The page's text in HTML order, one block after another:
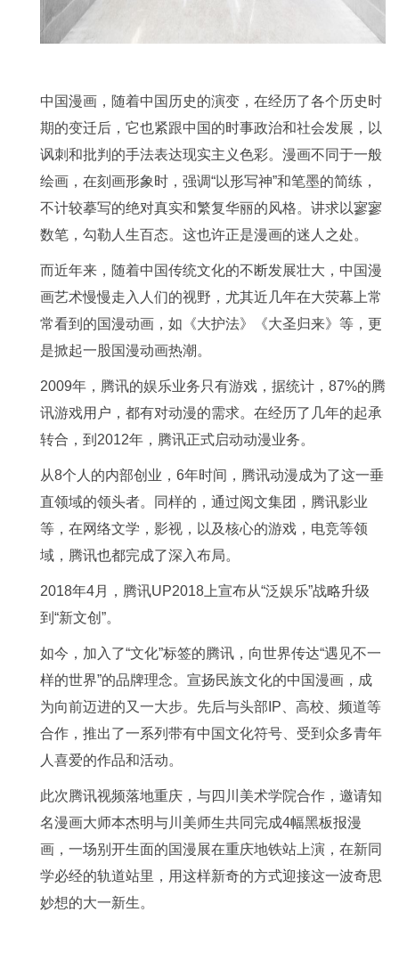
中国漫画，随着中国历史的演变，在经历了各个历史时
期的变迁后，它也紧跟中国的时事政治和社会发展，以
讽刺和批判的手法表达现实主义色彩。漫画不同于一般
绘画，在刻画形象时，强调“以形写神”和笔墨的简练，
不计较摹写的绝对真实和繁复华丽的风格。讲求以寥寥
数笔，勾勒人生百态。这也许正是漫画的迷人之处。
而近年来，随着中国传统文化的不断发展壮大，中国漫
画艺术慢慢走入人们的视野，尤其近几年在大荧幕上常
常看到的国漫动画，如《大护法》《大圣归来》等，更
是掀起一股国漫动画热潮。
2009年，腾讯的娱乐业务只有游戏，据统计，87%的腾
讯游戏用户，都有对动漫的需求。在经历了几年的起承
转合，到2012年，腾讯正式启动动漫业务。
从8个人的内部创业，6年时间，腾讯动漫成为了这一垂
直领域的领头者。同样的，通过阅文集团，腾讯影业
等，在网络文学，影视，以及核心的游戏，电竞等领
域，腾讯也都完成了深入布局。
2018年4月，腾讯UP2018上宣布从“泛娱乐”战略升级
到“新文创”。
如今，加入了“文化”标签的腾讯，向世界传达“遇见不一
样的世界”的品牌理念。宣扬民族文化的中国漫画，成
为向前迈进的又一大步。先后与头部IP、高校、频道等
合作，推出了一系列带有中国文化符号、受到众多青年
人喜爱的作品和活动。
此次腾讯视频落地重庆，与四川美术学院合作，邀请知
名漫画大师本杰明与川美师生共同完成4幅黑板报漫
画，一场别开生面的国漫展在重庆地铁站上演，在新同
学必经的轨道站里，用这样新奇的方式迎接这一波奇思
妙想的大一新生。